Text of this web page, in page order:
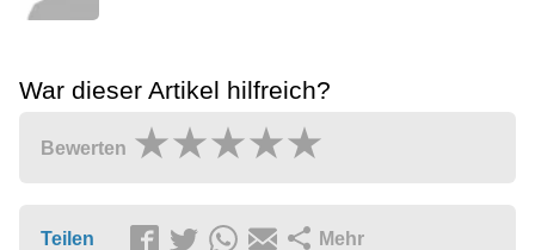
War dieser Artikel hilfreich?
Bewerten
Teilen Mehr